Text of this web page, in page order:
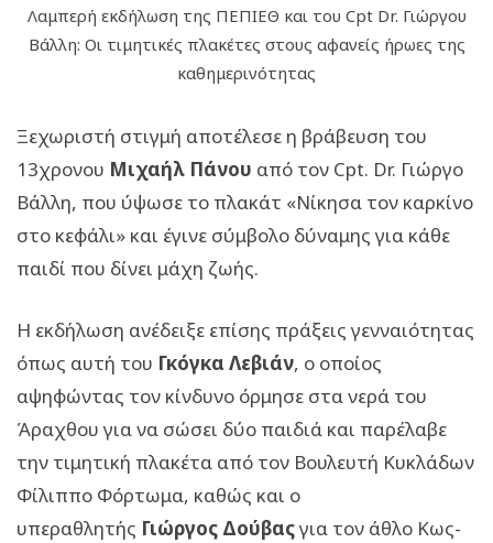
Λαμπερή εκδήλωση της ΠΕΠΙΕΘ και του Cpt Dr. Γιώργου
Βάλλη: Οι τιμητικές πλακέτες στους αφανείς ήρωες της
καθημερινότητας
Ξεχωριστή στιγμή αποτέλεσε η βράβευση του
13χρονου Μιχαήλ Πάνου από τον Cpt. Dr. Γιώργο
Βάλλη, που ύψωσε το πλακάτ «Νίκησα τον καρκίνο
στο κεφάλι» και έγινε σύμβολο δύναμης για κάθε
παιδί που δίνει μάχη ζωής.
Η εκδήλωση ανέδειξε επίσης πράξεις γενναιότητας
όπως αυτή του Γκόγκα Λεβιάν, ο οποίος
αψηφώντας τον κίνδυνο όρμησε στα νερά του
Άραχθου για να σώσει δύο παιδιά και παρέλαβε
την τιμητική πλακέτα από τον Βουλευτή Κυκλάδων
Φίλιππο Φόρτωμα, καθώς και ο
υπεραθλητής Γιώργος Δούβαςγια τον άθλο Κως-